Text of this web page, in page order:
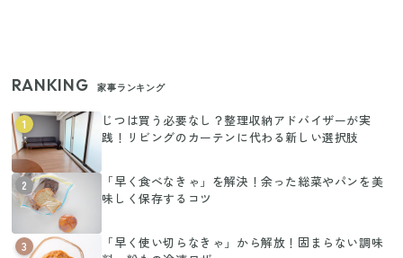
RANKING 家事ランキング
1
じつは買う必要なし？整理収納アドバイザーが実
践！リビングのカーテンに代わる新しい選択肢
2
「早く食べなきゃ」を解決！余った総菜やパンを美
味しく保存するコツ
3
「早く使い切らなきゃ」から解放！固まらない調味